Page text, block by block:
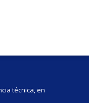
técnica, en